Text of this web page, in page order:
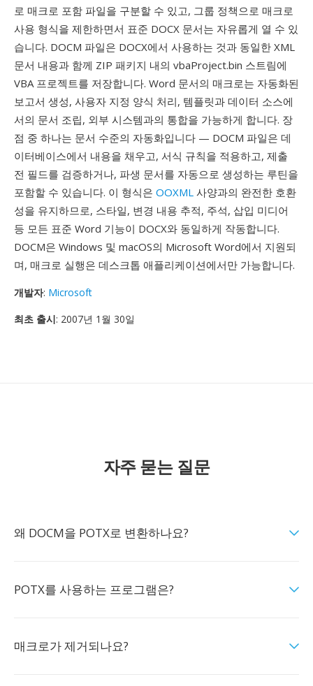
로 매크로 포함 파일을 구분할 수 있고, 그룹 정책으로 매크로
사용 형식을 제한하면서 표준 DOCX 문서는 자유롭게 열 수 있
습니다. DOCM 파일은 DOCX에서 사용하는 것과 동일한 XML
문서 내용과 함께 ZIP 패키지 내의 vbaProject.bin 스트림에
VBA 프로젝트를 저장합니다. Word 문서의 매크로는 자동화된
보고서 생성, 사용자 지정 양식 처리, 템플릿과 데이터 소스에
서의 문서 조립, 외부 시스템과의 통합을 가능하게 합니다. 장
점 중 하나는 문서 수준의 자동화입니다 — DOCM 파일은 데
이터베이스에서 내용을 채우고, 서식 규칙을 적용하고, 제출
전 필드를 검증하거나, 파생 문서를 자동으로 생성하는 루틴을
포함할 수 있습니다. 이 형식은 OOXML 사양과의 완전한 호환
성을 유지하므로, 스타일, 변경 내용 추적, 주석, 삽입 미디어
등 모든 표준 Word 기능이 DOCX와 동일하게 작동합니다.
DOCM은 Windows 및 macOS의 Microsoft Word에서 지원되
며, 매크로 실행은 데스크톱 애플리케이션에서만 가능합니다.
개발자: Microsoft
최초 출시: 2007년 1월 30일
자주 묻는 질문
왜 DOCM을 POTX로 변환하나요?
POTX를 사용하는 프로그램은?
매크로가 제거되나요?